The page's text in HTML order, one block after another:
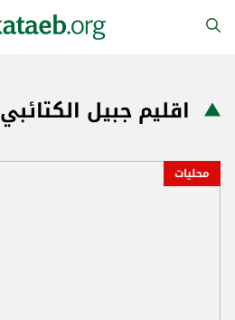
اقليم جبيل الكتائبي
محليات